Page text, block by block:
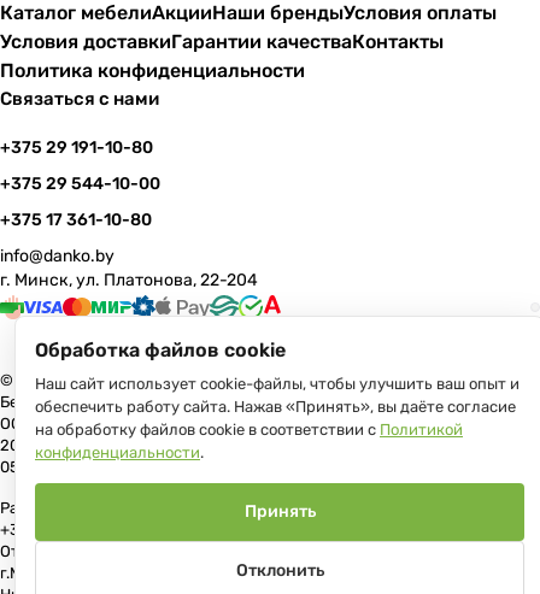
Каталог мебелиАкцииНаши брендыУсловия оплаты
Условия доставкиГарантии качестваКонтакты
Политика конфиденциальности
Связаться с нами
+375 29 191-10-80
+375 29 544-10-00
+375 17 361-10-80
info@danko.by
г. Минск, ул. Платонова, 22-204
© 2026 Данко Бай: качественная мебель с оперативной доставкой по
Беларуси
ООО «Гранд Парк», юр.адрес: 220005, Минск, ул. Платонова, 22, пом.
204 В торговом реестре с 17 июля 2013 г. Регистрация №191081534,
05.11.2008, Мингорисполком.
Рассмотрение обращений потребителей, телефон +375 (17) 361-10-80,
+375 (29) 191-10-80, +375 (29) 544-10-00, e-mail: info@danko.by
Отдел торговли и услуг Администрации Первомайского района
г.Минска: тел. +375(17)215-14-65, Начальник отдела: Жакович Юлия
Обработка файлов cookie
Наш сайт использует cookie-файлы, чтобы улучшить ваш опыт и
обеспечить работу сайта. Нажав «Принять», вы даёте согласие
на обработку файлов cookie в соответствии с Политикой
конфиденциальности.
Отклонить
Принять